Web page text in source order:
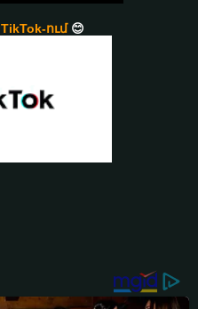
TikTok-ում😊